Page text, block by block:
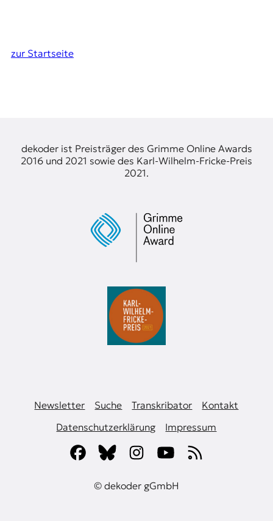
zur Startseite
dekoder ist Preisträger des Grimme Online Awards
2016 und 2021 sowie des Karl-Wilhelm-Fricke-Preis
2021.
Newsletter Suche Transkribator
Kontakt
Datenschutzerklärung
Impressum
© dekoder gGmbH